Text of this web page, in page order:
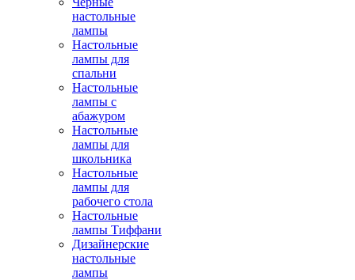
настольные
лампы
Настольные
лампы для
спальни
Настольные
лампы с
абажуром
Настольные
лампы для
школьника
Настольные
лампы для
рабочего стола
Настольные
лампы Тиффани
Дизайнерские
настольные
лампы